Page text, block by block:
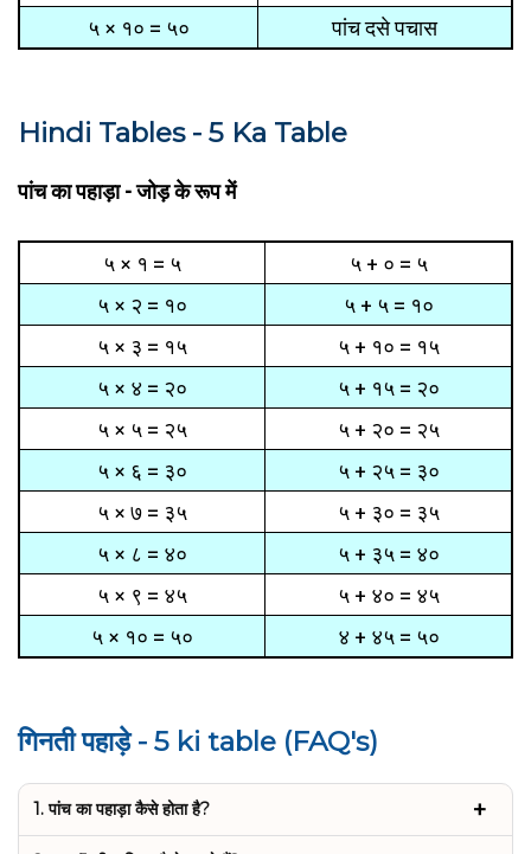
५ × १० = ५०
पांच दसे पचास
Hindi Tables - 5 Ka Table
पांच का पहाड़ा - जोड़ के रूप में
५ × १ = ५
५ + ० = ५
५ × २ = १०
५ + ५ = १०
५ × ३ = १५
५ + १० = १५
५ × ४ = २०
५ + १५ = २०
५ × ५ = २५
५ + २० = २५
५ × ६ = ३०
५ + २५ = ३०
५ × ७ = ३५
५ + ३० = ३५
५ × ८ = ४०
५ + ३५ = ४०
५ × ९ = ४५
५ + ४० = ४५
५ × १० = ५०
४ + ४५ = ५०
गिनती पहाड़े - 5 ki table (FAQ's)
1. पांच का पहाड़ा कैसे होता है?